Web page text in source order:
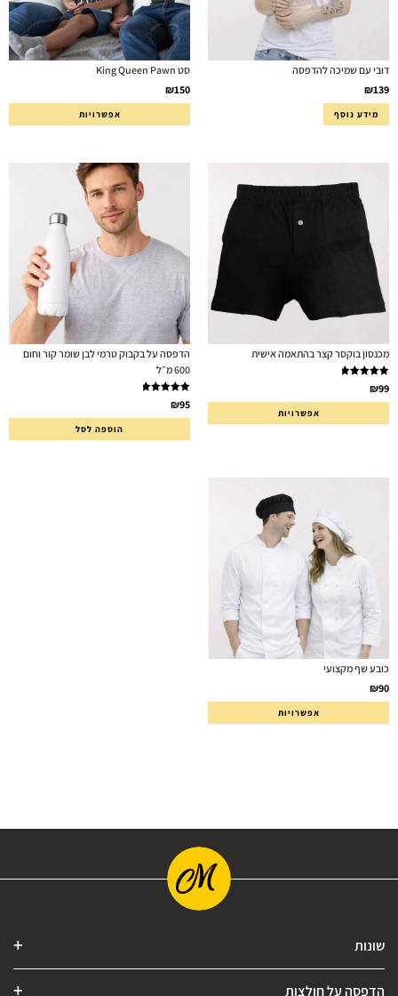
דובי עם שמיכה להדפסה
₪139
מידע נוסף
סט King Queen Pawn
₪150
אפשרויות
מכנסון בוקסר קצר בהתאמה אישית
דורג5.00₪99
אפשרויות
הדפסה על בקבוק טרמי לבן שומר קור וחום
600 מ״ל
דורג5.00₪95
הוספה לסל
כובע שף מקצועי
₪90
אפשרויות
שונות
הדפסה על חולצות